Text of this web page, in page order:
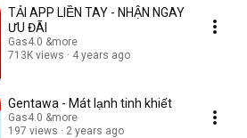
TẢI APP LIỀN TAY - NHẬN NGAY
ƯU ĐÃI
Gas4.0 &more
713K views
4 years ago
Gentawa - Mát lạnh tinh khiết
Gas4.0 &more
197 views
2 years ago